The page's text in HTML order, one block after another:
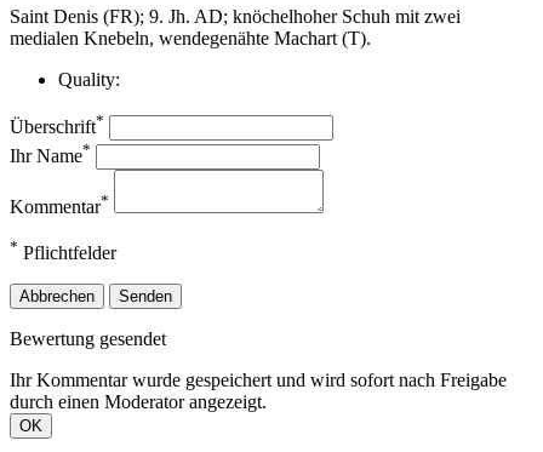
Saint Denis (FR); 9. Jh. AD; knöchelhoher Schuh mit zwei
medialen Knebeln, wendegenähte Machart (T).
Quality:
Überschrift*
Ihr Name*
Kommentar*
* Pflichtfelder
Abbrechen Senden
Bewertung gesendet
Ihr Kommentar wurde gespeichert und wird sofort nach Freigabe
durch einen Moderator angezeigt.
OK